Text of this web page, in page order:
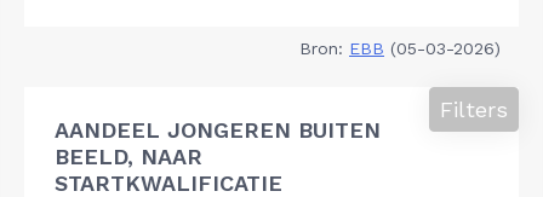
Bron: EBB (05-03-2026)
AANDEEL JONGEREN BUITEN
BEELD, NAAR
STARTKWALIFICATIE
Filters